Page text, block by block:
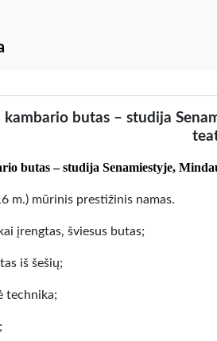
kambario butas – studija
butas – studija Senamiestyje,
m.) mūrinis prestižinis namas.
įrengtas, šviesus butas;
iš šešių;
technika;